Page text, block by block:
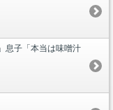
息子「本当は味噌汁